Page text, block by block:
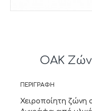
OAK
ΠΕΡΙΓΡΑΦΉ
Χειροποίητη ζώνη